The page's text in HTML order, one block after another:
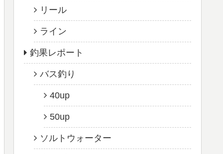
リール
ライン
釣果レポート
バス釣り
40up
50up
ソルトウォーター